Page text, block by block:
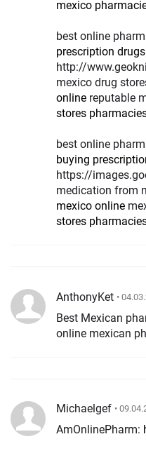
mexico
best online
prescription drugs
http://
mexico drug
online reputable
stores
best online
buying
https://
medication from
mexico online
stores
AnthonyKet •
Best Mexican
online mexican
Michaelgef •
AmOnlinePharm: